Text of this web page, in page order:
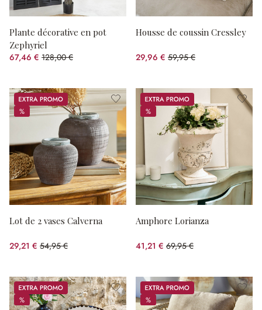
Plante décorative en pot
Zephyriel
67,46 € 128,00 €
(47.3%spared)
Housse de coussin Cressley
29,96 € 59,95 €
(50.03%spared)
Promos
%
%
Lot de 2 vases Calverna
29,21 € 54,95 €
(46.84%spared)
Promos
%
%
Amphore Lorianza
41,21 € 69,95 €
(41.09%spared)
Promos
%
%
Promos
%
%